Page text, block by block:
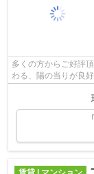
多くの方からご好評
わる、陽の当りが良